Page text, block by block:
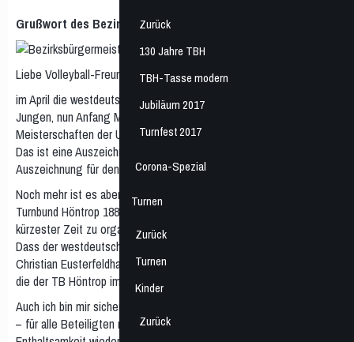
Zurück
130 Jahre TBH
TBH-Tasse modern
Jubiläum 2017
Turnfest 2017
Corona-Spezial
Turnen
Zurück
Turnen
Kinder
Zurück
Grußwort des Bezirksbürgermeisters Wattenscheid
Liebe Volleyball-Freunde,
im April die westdeutschen Volleyball-Meisterschaften der U15
Jungen, nun Anfang Mai die Westdeutschen Volleyball-
Meisterschaften der U21 Männer hier im Sportzentrum Westenfeld.
Das ist eine Auszeichnung für die Sportstadt Bochum, eine
Auszeichnung für den Standort Wattenscheid.
Noch mehr ist es aber eine Auszeichnung für den Veranstalter, den
Turnbund Höntrop 1887 e.V. Zwei Meisterschaften innerhalb
kürzester Zeit zu organisieren ist eine große Herausforderung.
Dass der westdeutsche Volleyballverband dies dem Team um
Christian Eusterfeldhaus zutraut, zeigt die hohe Wertschätzung,
die der TB Höntrop im Verband genießt.
Auch ich bin mir sicher, dass diese Wettkämpfe – super organisiert
– für alle Beteiligten nach der langen, Corona bedingten